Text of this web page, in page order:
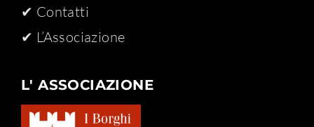
✔ Contatti
✔ L’Associazione
L' ASSOCIAZIONE